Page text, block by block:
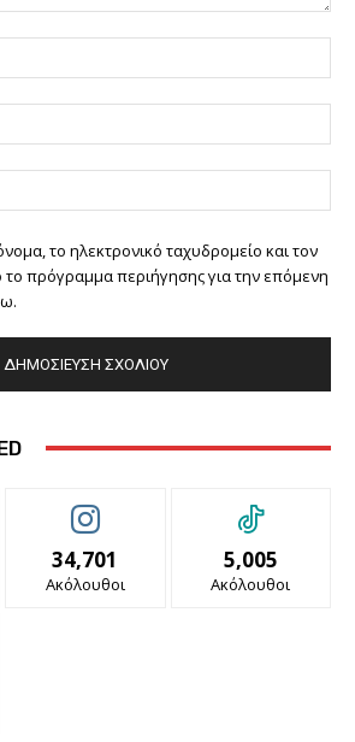
το ηλεκτρονικό ταχυδρομείο και τον
πρόγραμμα περιήγησης για την επόμενη
34,701
Ακόλουθοι
5,005
Ακόλουθοι